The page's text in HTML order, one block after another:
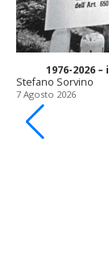
1976-2026
Stefano Sorvino
7 Agosto 2026